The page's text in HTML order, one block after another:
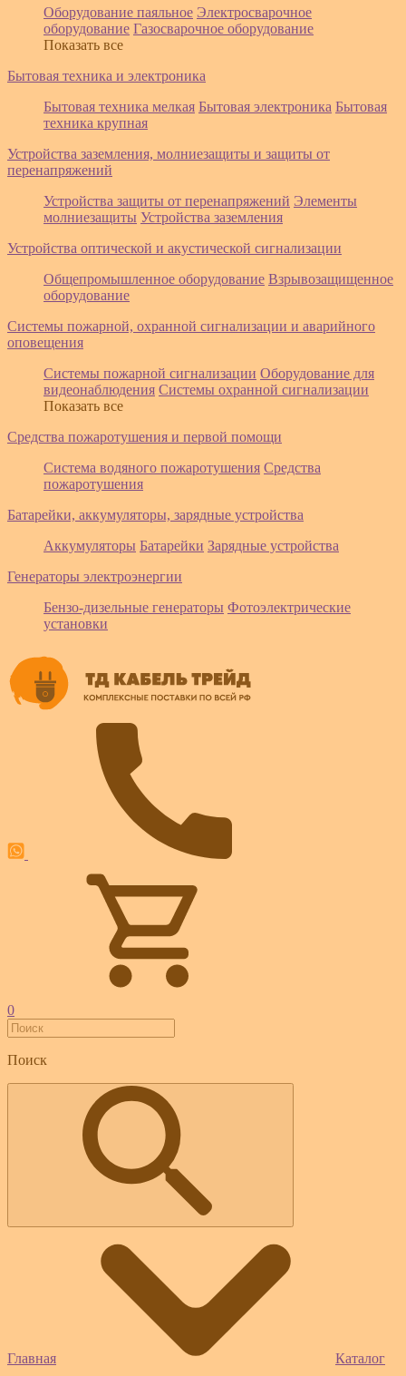
Оборудование паяльное Электросварочное
оборудование Газосварочное оборудование
Показать все
Бытовая техника и электроника
Бытовая техника мелкая Бытовая электроника Бытовая
техника крупная
Устройства заземления, молниезащиты и защиты от
перенапряжений
Устройства защиты от перенапряжений Элементы
молниезащиты Устройства заземления
Устройства оптической и акустической сигнализации
Общепромышленное оборудование Взрывозащищенное
оборудование
Системы пожарной, охранной сигнализации и аварийного
оповещения
Системы пожарной сигнализации Оборудование для
видеонаблюдения Системы охранной сигнализации
Показать все
Средства пожаротушения и первой помощи
Система водяного пожаротушения Средства
пожаротушения
Батарейки, аккумуляторы, зарядные устройства
Аккумуляторы Батарейки Зарядные устройства
Генераторы электроэнергии
Бензо-дизельные генераторы Фотоэлектрические
установки
0
Поиск
Главная Каталог